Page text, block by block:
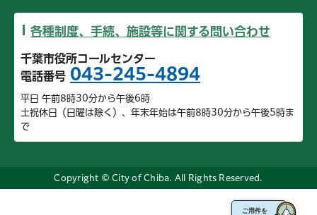
各種制度、手続、施設等に関する問い合わせ
千葉市役所コールセンター
電話番号 043-245-4894
平日 午前8時30分から午後6時
土祝休日（日曜は除く）、年末年始は午前8時30分から午後5時ま
で
Copyright © City of Chiba. All Rights Reserved.
ご用件を